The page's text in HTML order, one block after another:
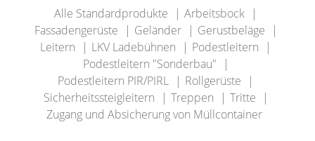
Alle Standardprodukte
Arbeitsbock
Fassadengerüste
Geländer
Gerustbeläge
Leitern
LKV Ladebühnen
Podestleitern
Podestleitern "Sonderbau"
Podestleitern PIR/PIRL
Rollgerüste
Sicherheitssteigleitern
Treppen
Tritte
Zugang und Absicherung von Müllcontainer